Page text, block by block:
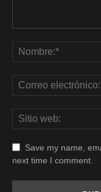
Save my name,
next time I comment.